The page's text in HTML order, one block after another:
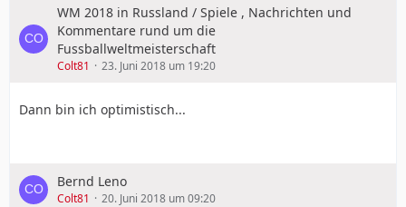
WM 2018 in Russland / Spiele , Nachrichten und
Kommentare rund um die
Fussballweltmeisterschaft
Colt81 23. Juni 2018 um 19:20
Dann bin ich optimistisch...
Bernd Leno
Colt81 20. Juni 2018 um 09:20